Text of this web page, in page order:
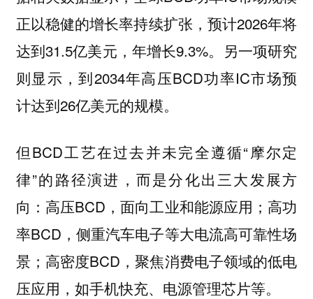
正以稳健的增长率持续扩张，预计2026年将
达到31.5亿美元，年增长9.3%。另一项研究
则显示，到2034年高压BCD功率IC市场预
计达到26亿美元的规模。
但BCD工艺在过去并未完全遵循“摩尔定
律”的路径演进，而是分化出三大发展方
向：高压BCD，面向工业和能源应用；高功
率BCD，侧重汽车电子等大电流高可靠性场
景；高密度BCD，聚焦消费电子领域的低电
压应用，如手机快充、电源管理芯片等。